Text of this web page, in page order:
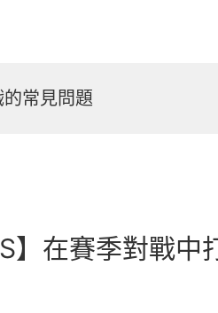
的常見問題
】在賽季對戰